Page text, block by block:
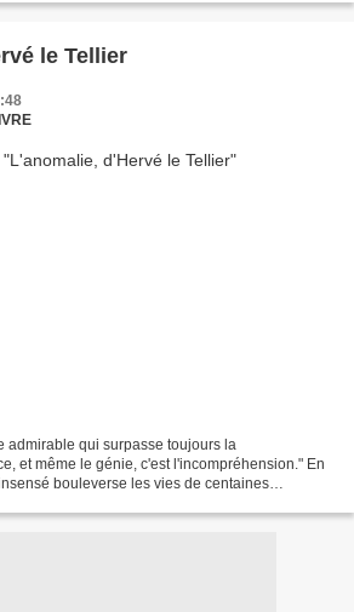
le Tellier
admirable qui surpasse toujours la
et même le génie, c'est l'incompréhension." En
bouleverse les vies de centaines